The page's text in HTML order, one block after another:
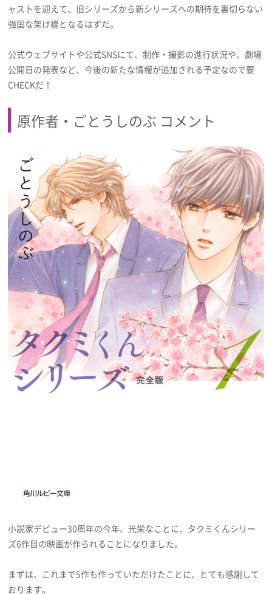
ャストを迎えて、旧シリーズから新シリーズへの期待を裏切らない
強固な架け橋となるはずだ。
公式ウェブサイトや公式SNSにて、制作・撮影の進行状況や、劇場
公開日の発表など、今後の新たな情報が追加される予定なので要
CHECKだ！
原作者・ごとうしのぶ コメント
小説家デビュー30周年の今年、光栄なことに、タクミくんシリー
ズ6作目の映画が作られることになりました。
まずは、これまで5作も作っていただけたことに、とても感謝して
おります。